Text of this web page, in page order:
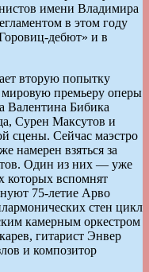
имени Владимира
в этом году
дебют» и в
вторую попытку
мировую премьеру оперы
Валентина Бибика
Сурен Максутов и
сцены. Сейчас маэстро
намерен взяться за
Один из них — уже
которых вспомнят
75-летие Арво
стен цикл
камерным оркестром
гитарист Энвер
и композитор